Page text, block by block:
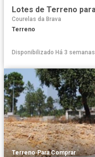
Courelas da Brava
Terreno
Disponibilizado Há 3 semanas
Terreno·Para Comprar